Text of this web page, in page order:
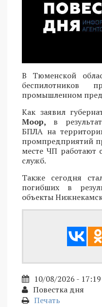
В Тюменской
беспилотников
промышленном
Как заявил
Моор, в
БПЛА на
промпредприятий
месте ЧП работают
служб.
Также сегодня
погибших в
объекты
10/08/2026 - 17:19
Повестка дня
Печать